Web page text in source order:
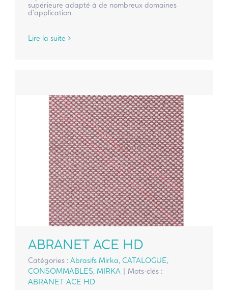
supérieure adapté à de nombreux domaines
d’application.
Lire la suite
ABRANET ACE HD
Catégories : Abrasifs Mirka, CATALOGUE,
CONSOMMABLES, MIRKA | Mots-clés :
ABRANET ACE HD